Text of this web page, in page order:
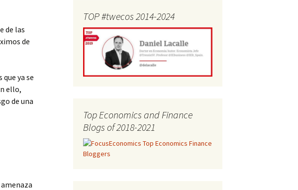
de las
de
ya se
ello,
de una
TOP #twecos 2014-2024
Top Economics and Finance
Blogs of 2018-2021